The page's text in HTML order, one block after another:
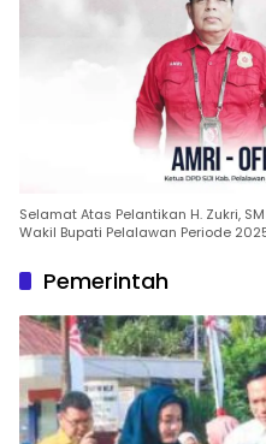
Selamat Atas Pelantikan H. Zukri,
Wakil Bupati Pelalawan Periode
Pemerintah